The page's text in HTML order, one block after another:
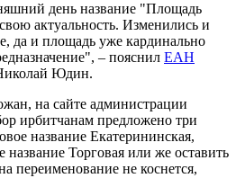
день название "Площадь
актуальность. Изменились и
да и площадь уже кардинально
– пояснил ЕАН
Юдин.
на сайте администрации
ирбитчанам предложено три
название Екатерининская,
Торговая или же оставить
переименование не коснется,